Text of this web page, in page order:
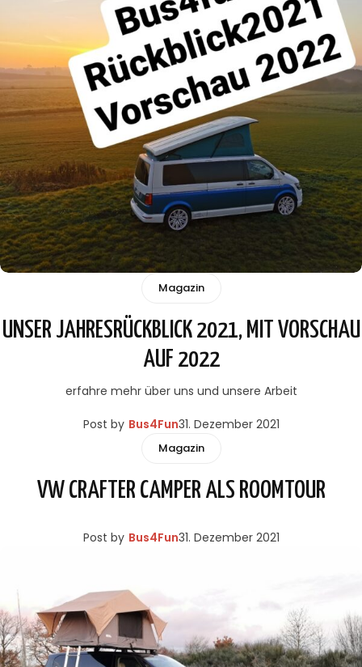
Magazin
UNSER JAHRESRÜCKBLICK 2021, MIT VORSCHAU
AUF 2022
erfahre mehr über uns und unsere Arbeit
Post by Bus4Fun31. Dezember 2021
Magazin
VW CRAFTER CAMPER ALS ROOMTOUR
Post by Bus4Fun31. Dezember 2021